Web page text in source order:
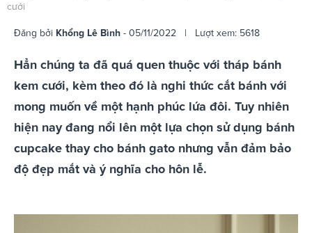
cưới
Đăng bởi Khổng Lê Bình - 05/11/2022 | Lượt xem: 5618
Hẳn chúng ta đã quá quen thuộc với tháp bánh
kem cưới, kèm theo đó là nghi thức cắt bánh với
mong muốn về một hạnh phúc lứa đôi. Tuy nhiên
hiện nay đang nổi lên một lựa chọn sử dụng bánh
cupcake thay cho bánh gato nhưng vẫn đảm bảo
độ đẹp mắt và ý nghĩa cho hôn lễ.